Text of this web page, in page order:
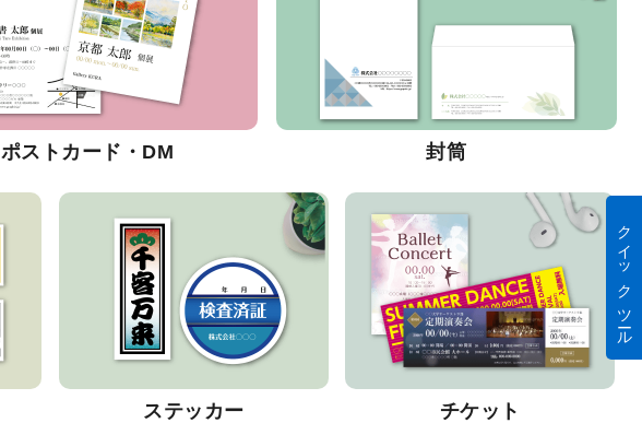
ポストカード・DM 封筒
ステッカー チケット
クイック ツール